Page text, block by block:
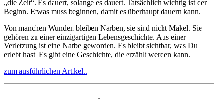
„die Zeit“. Es dauert, solange es dauert. Tatsächlich wichtig ist der
Beginn. Etwas muss beginnen, damit es überhaupt dauern kann.
Von manchen Wunden bleiben Narben, sie sind nicht Makel. Sie
gehören zu einer einzigartigen Lebensgeschichte. Aus einer
Verletzung ist eine Narbe geworden. Es bleibt sichtbar, was Du
erlebt hast. Es gibt eine Geschichte, die erzählt werden kann.
zum ausführlichen Artikel..